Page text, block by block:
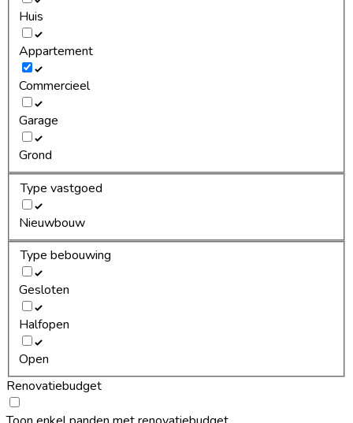
Huis
Appartement
Commercieel
Garage
Grond
Type vastgoed
Nieuwbouw
Type bebouwing
Gesloten
Halfopen
Open
Renovatiebudget